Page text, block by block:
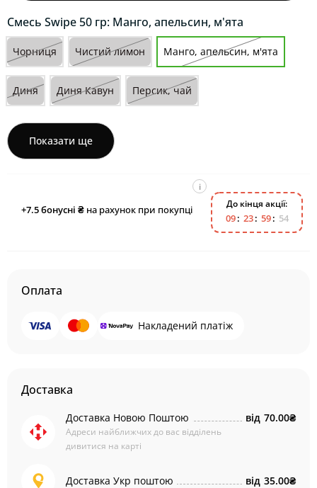
Cмесь Swipe 50 гр: Манго, апельсин, м'ята
Чорниця Чистий лимон Манго, апельсин, м'ята
Диня Диня Кавун Персик, чай
Показати ще
+7.5бонусні ₴ на рахунок при покупці
i
До кінця акції:
09 23 59 53
Оплата
Накладений платіж
Доставка
Доставка Новою Поштою
Адреси найближчих до вас відділень
дивитися на карті
від 70.00₴
Доставка Укр поштою від 35.00₴